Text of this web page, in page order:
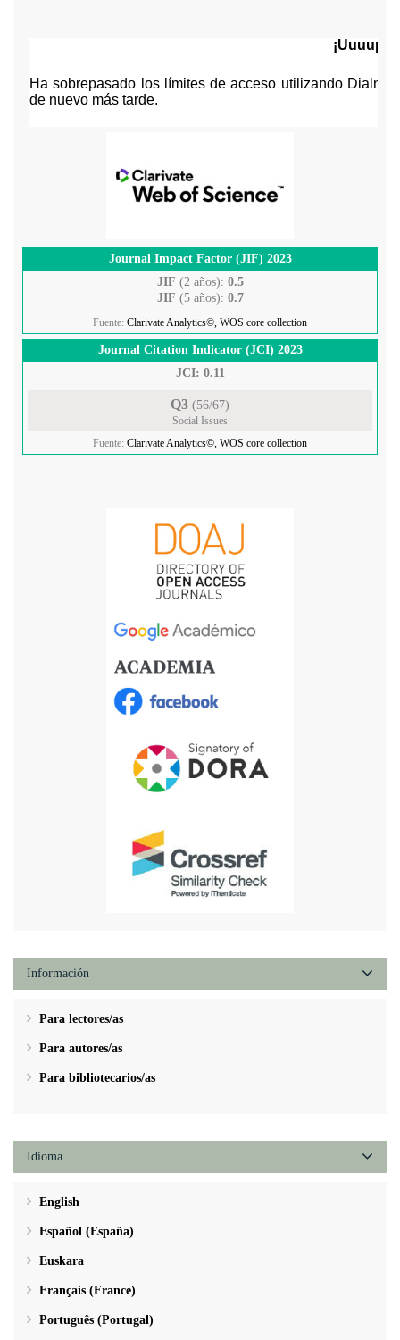
Journal Impact Factor (JIF) 2023
JIF (2 años): 0.5
JIF (5 años): 0.7
Fuente: Clarivate Analytics©, WOS core collection
Journal Citation Indicator (JCI) 2023
JCI: 0.11
Q3 (56/67)
Social Issues
Fuente: Clarivate Analytics©, WOS core collection
Información
Para lectores/as
Para autores/as
Para bibliotecarios/as
Idioma
English
Español (España)
Euskara
Français (France)
Português (Portugal)